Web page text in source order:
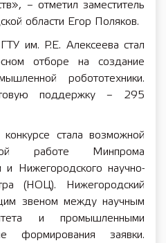
– отметил заместитель
области Егор Поляков.
им. Р.Е. Алексеева стал
отборе на создание
робототехники.
поддержку – 295
стала возможной
работе Минпрома
и Нижегородского научно-
(НОЦ). Нижегородский
звеном между научным
и промышленными
формирования заявки.